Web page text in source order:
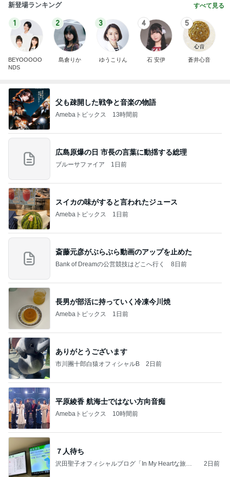
新登場ランキング すべて見る
1
BEYOOOOO
NDS
2
島倉りか
3
ゆうこりん
4
石 安伊
5
蒼井心音
父も疎開した戦争と音楽の物語
Amebaトピックス 13時間前
広島原爆の日 市長の言葉に動揺する総理
ブルーサファイア 1日前
スイカの味がすると言われたジュース
Amebaトピックス 1日前
斎藤元彦がぶらぶら動画のアップを止めた
Bank of Dreamの公営競技はどこへ行く 8日前
長男が部活に持っていく冷凍今川焼
Amebaトピックス 1日前
ありがとうございます
市川團十郎白猿オフィシャルB 2日前
平原綾香 航海士ではない方向音痴
Amebaトピックス 10時間前
７人待ち
沢田聖子オフィシャルブログ「In My Heartな旅日
2日前